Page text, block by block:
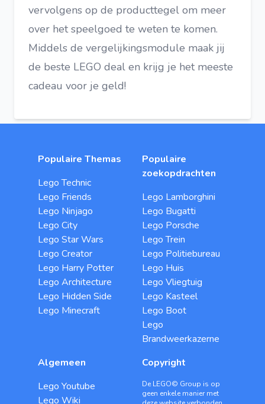
vervolgens op de producttegel om meer
over het speelgoed te weten te komen.
Middels de vergelijkingsmodule maak jij
de beste LEGO deal en krijg je het meeste
cadeau voor je geld!
Populaire Themas
Lego Technic
Lego Friends
Lego Ninjago
Lego City
Lego Star Wars
Lego Creator
Lego Harry Potter
Lego Architecture
Lego Hidden Side
Lego Minecraft
Populaire
zoekopdrachten
Lego Lamborghini
Lego Bugatti
Lego Porsche
Lego Trein
Lego Politiebureau
Lego Huis
Lego Vliegtuig
Lego Kasteel
Lego Boot
Lego
Brandweerkazerne
Algemeen
Lego Youtube
Lego Wiki
Copyright
De LEGO© Group is op
geen enkele manier met